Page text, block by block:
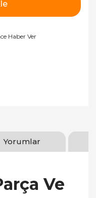
Haber Ver
Yorumlar
Ve